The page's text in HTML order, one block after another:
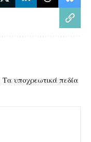
Τα υποχρεωτικά πεδία